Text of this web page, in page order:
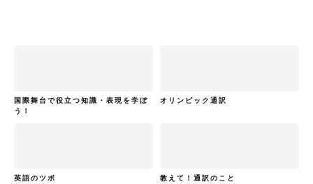
国際舞台で役立つ知識・表現を学ぼ
う！
オリンピック通訳
英語のツボ 教えて！通訳のこと